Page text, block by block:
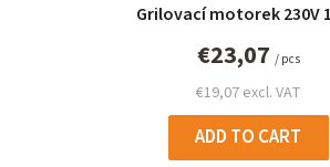
Grilovací motorek 230V
€19,07 excl. VAT
€23,07 / pcs
ADD TO CART